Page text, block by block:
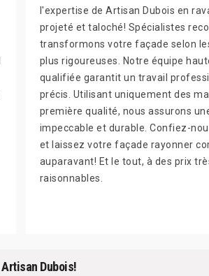
l'expertise de Artisan Dubois en
projeté et taloché! Spécialistes
transformons votre façade selon
plus rigoureuses. Notre équipe
qualifiée garantit un travail
précis. Utilisant uniquement des
première qualité, nous assurons
impeccable et durable. Confiez-
et laissez votre façade rayonner
auparavant! Et le tout, à des prix
raisonnables.
Dubois!